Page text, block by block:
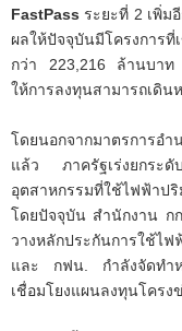
FastPass ระยะที่ 2 เพิ่ม
ผลให้ปัจจุบันมีโครงการ
กว่า 223,216 ล้านบาท
ให้การลงทุนสามารถเดิน
โดยนอกจากมาตรการอ
แล้ว ภาครัฐเร่งยกระดั
อุตสาหกรรมที่ใช้ไฟฟ้าป
โดยปัจจุบัน สำนักงาน กก
วางหลักประกันการใช้
และ กฟน. กำลังจัดทำห
เชื่อมโยงแผนลงทุนโคร